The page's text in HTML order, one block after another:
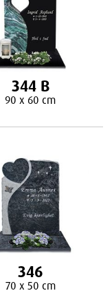
344 B
90 x 60 cm
346
70 x 50 cm